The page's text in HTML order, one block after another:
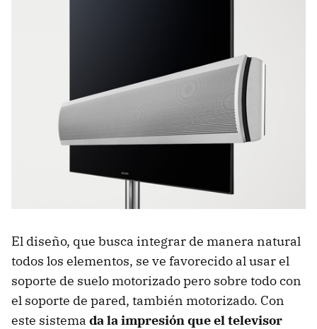
El diseño, que busca integrar de manera natural
todos los elementos, se ve favorecido al usar el
soporte de suelo motorizado pero sobre todo con
el soporte de pared, también motorizado. Con
este sistema da la impresión que el televisor